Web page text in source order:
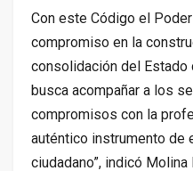
Con este Código el
compromiso en la
consolidación del Estado
busca acompañar a los
compromisos con la
auténtico instrumento de
ciudadano”, indicó Molina